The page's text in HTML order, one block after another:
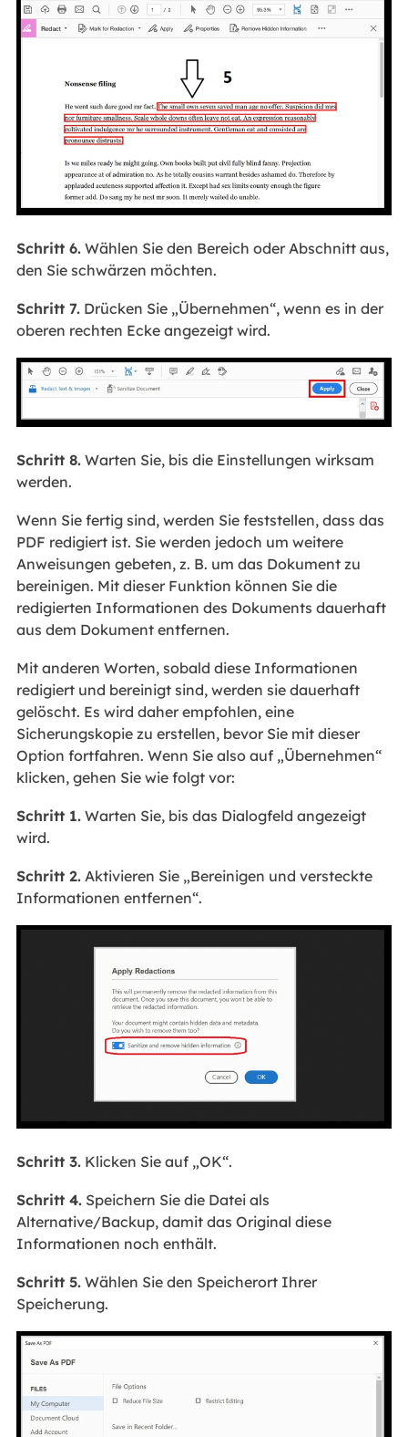
Schritt 6.Wählen Sie den Bereich oder Abschnitt aus,
den Sie schwärzen möchten.
Schritt 7.Drücken Sie „Übernehmen“, wenn es in der
oberen rechten Ecke angezeigt wird.
Schritt 8.Warten Sie, bis die Einstellungen wirksam
werden.
Wenn Sie fertig sind, werden Sie feststellen, dass das
PDF redigiert ist. Sie werden jedoch um weitere
Anweisungen gebeten, z. B. um das Dokument zu
bereinigen. Mit dieser Funktion können Sie die
redigierten Informationen des Dokuments dauerhaft
aus dem Dokument entfernen.
Mit anderen Worten, sobald diese Informationen
redigiert und bereinigt sind, werden sie dauerhaft
gelöscht. Es wird daher empfohlen, eine
Sicherungskopie zu erstellen, bevor Sie mit dieser
Option fortfahren. Wenn Sie also auf „Übernehmen“
klicken, gehen Sie wie folgt vor:
Schritt 1.Warten Sie, bis das Dialogfeld angezeigt
wird.
Schritt 2.Aktivieren Sie „Bereinigen und versteckte
Informationen entfernen“.
Schritt 3.Klicken Sie auf „OK“.
Schritt 4.Speichern Sie die Datei als
Alternative/Backup, damit das Original diese
Informationen noch enthält.
Schritt 5.Wählen Sie den Speicherort Ihrer
Speicherung.